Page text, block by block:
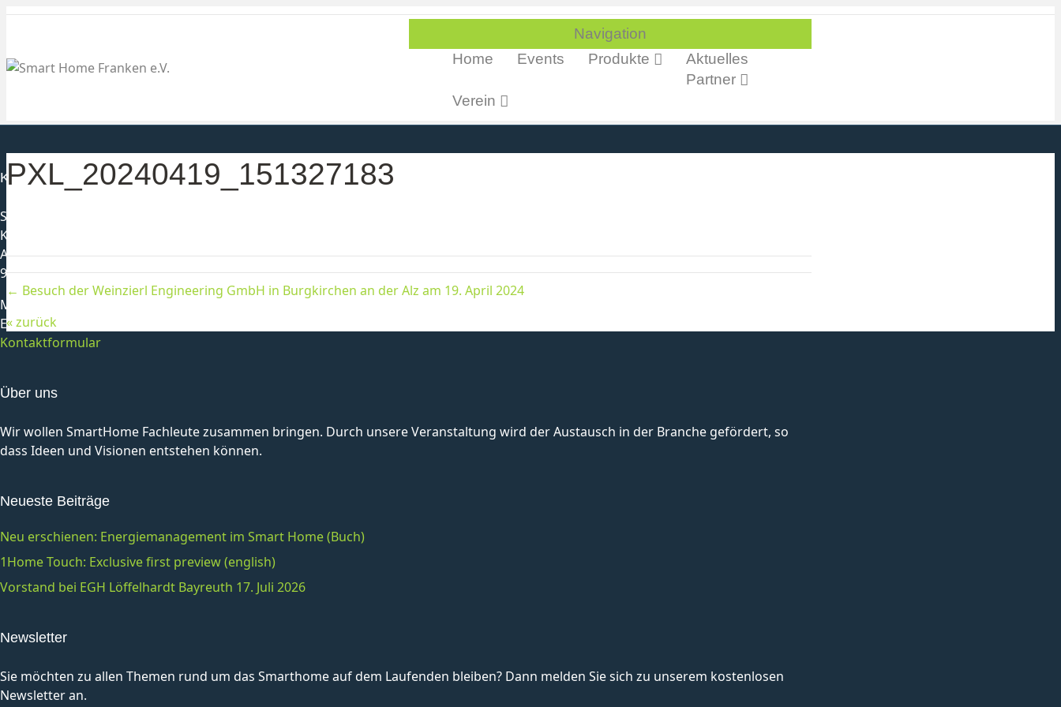
Navigation
Home
Events Produkte
Aktuelles
Partner
Verein
PXL_20240419_151327183
← Besuch der Weinzierl Engineering GmbH in Burgkirchen an der Alz am 19. April 2024
« zurück
Kontakt
Smarthome Franken e. V.
Karl-Heinz Schmittlutz
Alter Postweg 1
96179 Rattelsdorf
Mobil:
E-Mail:info@smarthome-franken.org
Kontaktformular
Über uns
Wir wollen SmartHome Fachleute zusammen bringen. Durch unsere Veranstaltung wird der Austausch in der Branche gefördert, so
dass Ideen und Visionen entstehen können.
Neueste Beiträge
Neu erschienen: Energiemanagement im Smart Home (Buch)
1Home Touch: Exclusive first preview (english)
Vorstand bei EGH Löffelhardt Bayreuth 17. Juli 2026
Newsletter
Sie möchten zu allen Themen rund um das Smarthome auf dem Laufenden bleiben? Dann melden Sie sich zu unserem kostenlosen
Newsletter an.